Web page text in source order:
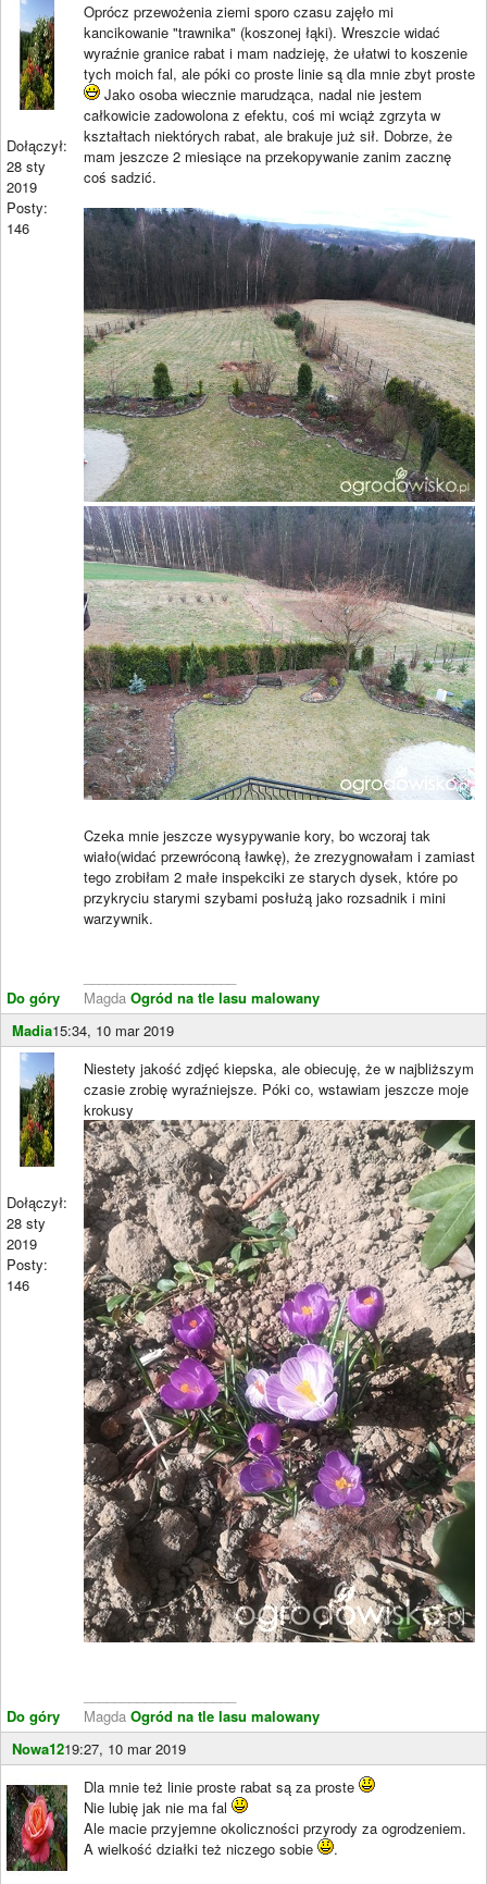
Dołączył:
28 sty
2019
Posty:
146
Do góry
Oprócz przewożenia ziemi sporo czasu zajęło mi
kancikowanie "trawnika" (koszonej łąki). Wreszcie widać
wyraźnie granice rabat i mam nadzieję, że ułatwi to koszenie
tych moich fal, ale póki co proste linie są dla mnie zbyt proste
Jako osoba wiecznie marudząca, nadal nie jestem
całkowicie zadowolona z efektu, coś mi wciąż zgrzyta w
kształtach niektórych rabat, ale brakuje już sił. Dobrze, że
mam jeszcze 2 miesiące na przekopywanie zanim zacznę
coś sadzić.
Czeka mnie jeszcze wysypywanie kory, bo wczoraj tak
wiało(widać przewróconą ławkę), że zrezygnowałam i zamiast
tego zrobiłam 2 małe inspekciki ze starych dysek, które po
przykryciu starymi szybami posłużą jako rozsadnik i mini
warzywnik.
Magda Ogród na tle lasu malowany
Madia15:34, 10 mar 2019
Dołączył:
28 sty
2019
Posty:
146
Do góry
Niestety jakość zdjęć kiepska, ale obiecuję, że w najbliższym
czasie zrobię wyraźniejsze. Póki co, wstawiam jeszcze moje
krokusy
Magda Ogród na tle lasu malowany
Nowa1219:27, 10 mar 2019
Dla mnie też linie proste rabat są za proste
Nie lubię jak nie ma fal
Ale macie przyjemne okoliczności przyrody za ogrodzeniem.
A wielkość działki też niczego sobie
.